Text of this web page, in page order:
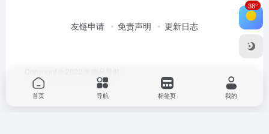
友链申请 免责声明 更新日志
38°
首页 导航 标签页 我的